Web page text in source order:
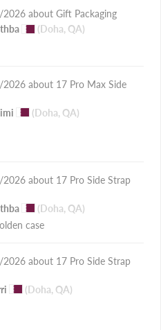
Gift Packaging
(Doha, QA)
17 Pro Max Side
(Doha, QA)
17 Pro Side Strap
(Doha, QA)
case
17 Pro Side Strap
(Doha, QA)